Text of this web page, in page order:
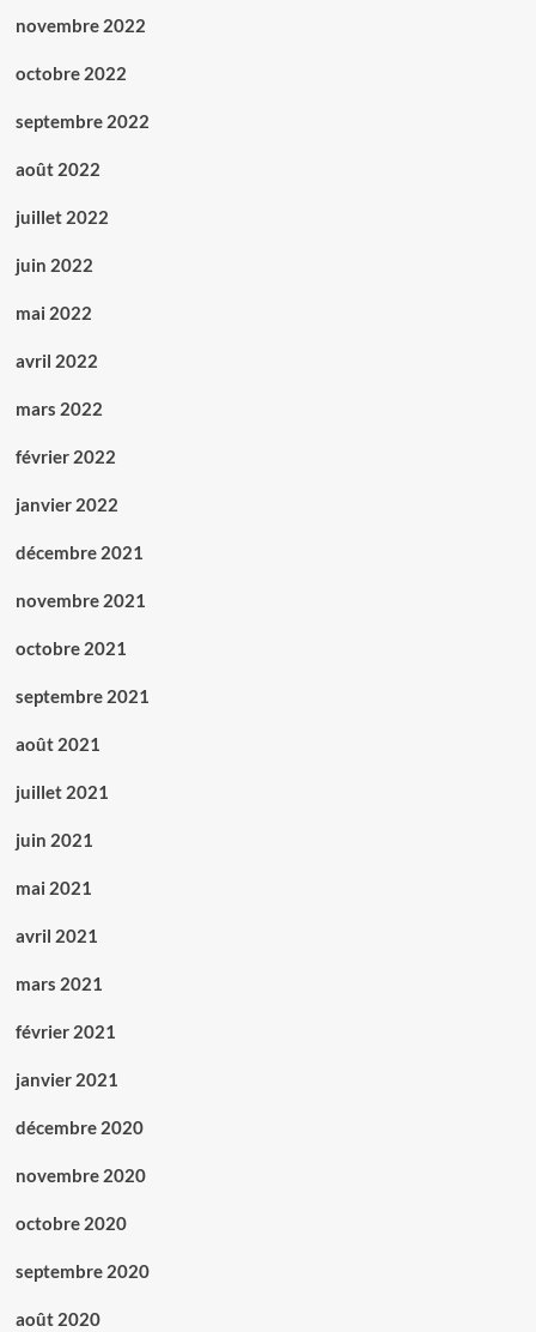
novembre 2022
octobre 2022
septembre 2022
août 2022
juillet 2022
juin 2022
mai 2022
avril 2022
mars 2022
février 2022
janvier 2022
décembre 2021
novembre 2021
octobre 2021
septembre 2021
août 2021
juillet 2021
juin 2021
mai 2021
avril 2021
mars 2021
février 2021
janvier 2021
décembre 2020
novembre 2020
octobre 2020
septembre 2020
août 2020